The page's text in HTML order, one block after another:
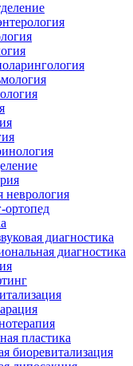
неврология
ортопед
диагностика
диагностика
пластика
биоревитализация